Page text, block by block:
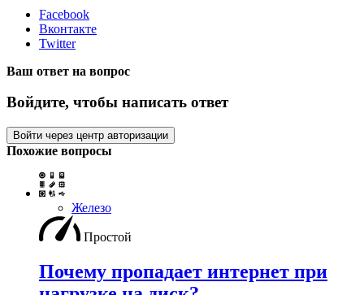
Facebook
Вконтакте
Twitter
Ваш ответ на вопрос
Войдите, чтобы написать ответ
Войти через центр авторизации
Похожие вопросы
Железо
Простой
Почему пропадает интернет при